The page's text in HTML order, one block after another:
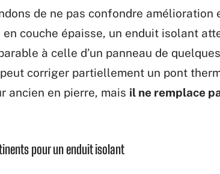
de ne pas confondre
en couche épaisse, un enduit isolant
à celle d’un panneau de
corriger partiellement un pont
ancien en pierre, mais il ne remplace
pour un enduit isolant